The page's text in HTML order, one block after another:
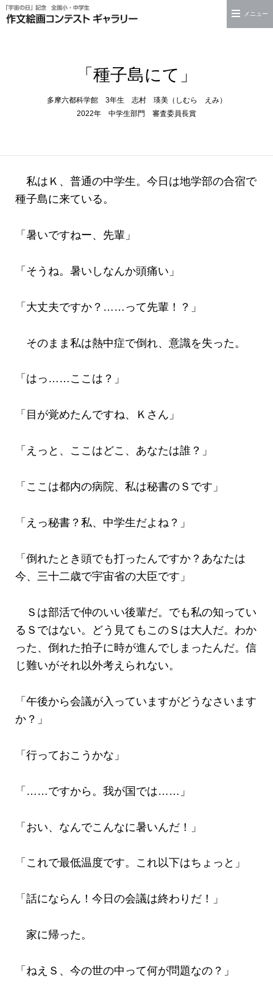
メニュー
「種子島にて」
多摩六都科学館 3年生 志村 瑛美（しむら えみ）
2022年
中学生部門 審査委員長賞
私はＫ、普通の中学生。今日は地学部の合宿で
種子島に来ている。
「暑いですねー、先輩」
「そうね。暑いしなんか頭痛い」
「大丈夫ですか？……って先輩！？」
そのまま私は熱中症で倒れ、意識を失った。
「はっ……ここは？」
「目が覚めたんですね、Ｋさん」
「えっと、ここはどこ、あなたは誰？」
「ここは都内の病院、私は秘書のＳです」
「えっ秘書？私、中学生だよね？」
「倒れたとき頭でも打ったんですか？あなたは
今、三十二歳で宇宙省の大臣です」
Ｓは部活で仲のいい後輩だ。でも私の知ってい
るＳではない。どう見てもこのＳは大人だ。わか
った、倒れた拍子に時が進んでしまったんだ。信
じ難いがそれ以外考えられない。
「午後から会議が入っていますがどうなさいます
か？」
「行っておこうかな」
「……ですから。我が国では……」
「おい、なんでこんなに暑いんだ！」
「これで最低温度です。これ以下はちょっと」
「話にならん！今日の会議は終わりだ！」
家に帰った。
「ねえＳ、今の世の中って何が問題なの？」